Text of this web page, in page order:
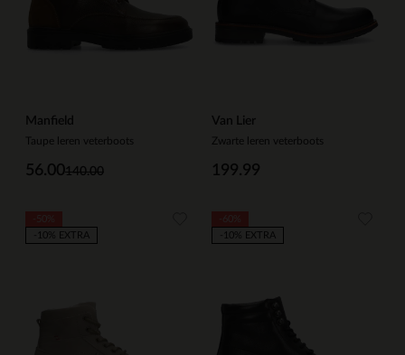
Manfield
Taupe leren veterboots
140.00
56.00
Van Lier
Zwarte leren veterboots
199.99
-10% EXTRA
-10% EXTRA